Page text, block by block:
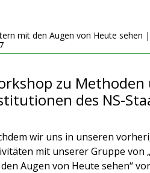
mit den Augen von Heute sehen
zu Methoden
des NS-
wir uns in unseren
mit unserer Gruppe von
Augen von Heute sehen“